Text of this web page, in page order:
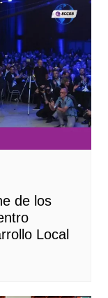
de los
Local